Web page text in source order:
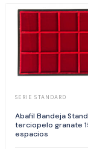
SERIE STANDARD
Abafil Bandeja
terciopelo granate
espacios